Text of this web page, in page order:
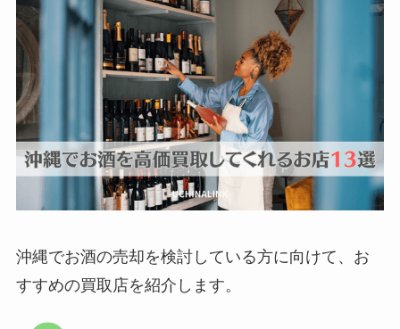
沖縄でお酒の売却を検討している方に向けて、お
すすめの買取店を紹介します。